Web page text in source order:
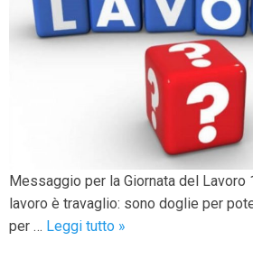
Messaggio per la Giornata del Lavoro
lavoro è travaglio: sono doglie per
per … Leggi tutto I»